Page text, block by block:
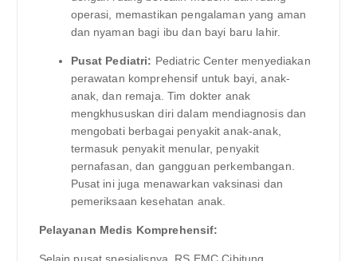
operasi, memastikan pengalaman yang aman
dan nyaman bagi ibu dan bayi baru lahir.
Pusat Pediatri: Pediatric Center menyediakan
perawatan komprehensif untuk bayi, anak-
anak, dan remaja. Tim dokter anak
mengkhususkan diri dalam mendiagnosis dan
mengobati berbagai penyakit anak-anak,
termasuk penyakit menular, penyakit
pernafasan, dan gangguan perkembangan.
Pusat ini juga menawarkan vaksinasi dan
pemeriksaan kesehatan anak.
Pelayanan Medis Komprehensif: